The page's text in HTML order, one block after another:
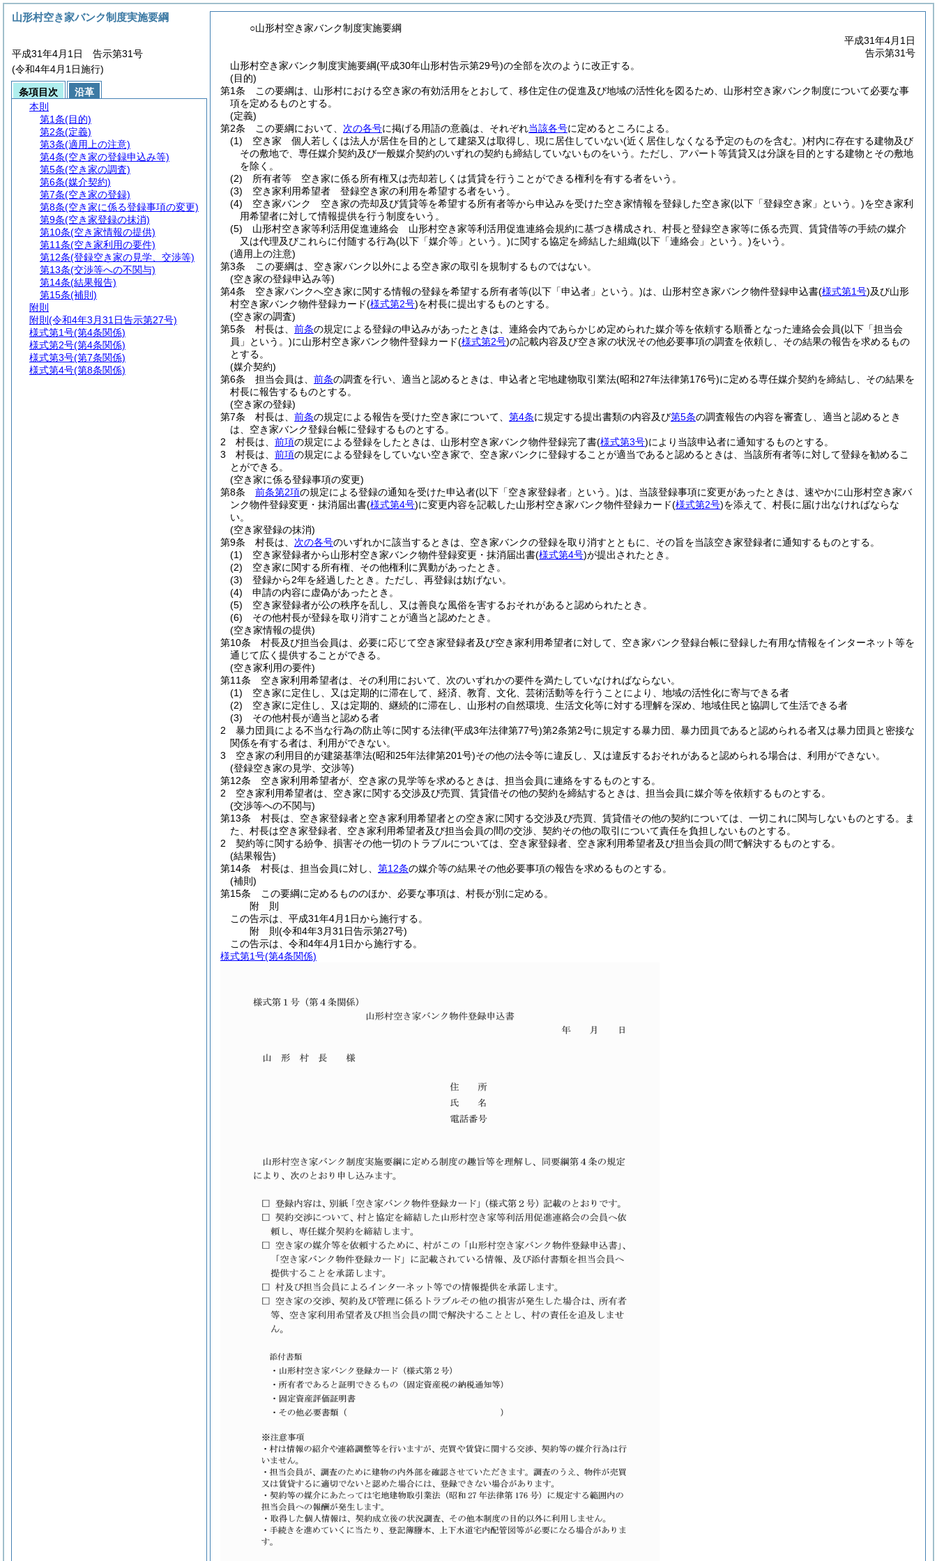
○山形村空き家バンク制度実施要綱
平成31年4月1日
告示第31号
山形村空き家バンク制度実施要綱(平成30年山形村告示第29号)の全部を次のように改正する。
(目的)
第1条
この要綱は、山形村における空き家の有効活用をとおして、移住定住の促進及び地域の活性化を図るため、山形村空き家バンク制度について必要な事
項を定めるものとする。
(定義)
第2条
この要綱において、 次の各号に掲げる用語の意義は、それぞれ当該各号に定めるところによる。
(1)
空き家 個人若しくは法人が居住を目的として建築又は取得し、現に居住していない(近く居住しなくなる予定のものを含む。)村内に存在する建物及び
その敷地で、専任媒介契約及び一般媒介契約のいずれの契約も締結していないものをいう。 ただし、アパート等賃貸又は分譲を目的とする建物とその敷地
を除く。
(2)
所有者等 空き家に係る所有権又は売却若しくは賃貸を行うことができる権利を有する者をいう。
(3)
空き家利用希望者 登録空き家の利用を希望する者をいう。
(4)
空き家バンク 空き家の売却及び賃貸等を希望する所有者等から申込みを受けた空き家情報を登録した空き家(以下「登録空き家」という。)を空き家利
用希望者に対して情報提供を行う制度をいう。
(5)
山形村空き家等利活用促進連絡会 山形村空き家等利活用促進連絡会規約に基づき構成され、村長と登録空き家等に係る売買、賃貸借等の手続の媒介
又は代理及びこれらに付随する行為(以下「媒介等」という。)に関する協定を締結した組織(以下「連絡会」という。)をいう。
(適用上の注意)
第3条
この要綱は、空き家バンク以外による空き家の取引を規制するものではない。
(空き家の登録申込み等)
第4条
空き家バンクへ空き家に関する情報の登録を希望する所有者等(以下「申込者」という。)は、山形村空き家バンク物件登録申込書(様式第1号)及び山形
村空き家バンク物件登録カード(様式第2号)を村長に提出するものとする。
(空き家の調査)
第5条
村長は、 前条の規定による登録の申込みがあったときは、連絡会内であらかじめ定められた媒介等を依頼する順番となった連絡会会員(以下「担当会
員」という。)に山形村空き家バンク物件登録カード(様式第2号)の記載内容及び空き家の状況その他必要事項の調査を依頼し、その結果の報告を求めるもの
とする。
(媒介契約)
第6条
担当会員は、 前条の調査を行い、適当と認めるときは、申込者と宅地建物取引業法(昭和27年法律第176号)に定める専任媒介契約を締結し、その結果を
村長に報告するものとする。
(空き家の登録)
第7条
村長は、 前条の規定による報告を受けた空き家について、 第4条に規定する提出書類の内容及び第5条の調査報告の内容を審査し、適当と認めるとき
は、空き家バンク登録台帳に登録するものとする。
2
村長は、 前項の規定による登録をしたときは、山形村空き家バンク物件登録完了書(様式第3号)により当該申込者に通知するものとする。
3
村長は、 前項の規定による登録をしていない空き家で、空き家バンクに登録することが適当であると認めるときは、当該所有者等に対して登録を勧めるこ
とができる。
(空き家に係る登録事項の変更)
第8条
前条第2項の規定による登録の通知を受けた申込者(以下「空き家登録者」という。)は、当該登録事項に変更があったときは、速やかに山形村空き家バ
ンク物件登録変更・抹消届出書(様式第4号)に変更内容を記載した山形村空き家バンク物件登録カード(様式第2号)を添えて、村長に届け出なければならな
い。
(空き家登録の抹消)
第9条
村長は、 次の各号のいずれかに該当するときは、空き家バンクの登録を取り消すとともに、その旨を当該空き家登録者に通知するものとする。
(1)
空き家登録者から山形村空き家バンク物件登録変更・抹消届出書(様式第4号)が提出されたとき。
(2)
空き家に関する所有権、その他権利に異動があったとき。
(3)
登録から2年を経過したとき。 ただし、再登録は妨げない。
(4)
申請の内容に虚偽があったとき。
(5)
空き家登録者が公の秩序を乱し、又は善良な風俗を害するおそれがあると認められたとき。
(6)
その他村長が登録を取り消すことが適当と認めたとき。
(空き家情報の提供)
第10条
村長及び担当会員は、必要に応じて空き家登録者及び空き家利用希望者に対して、空き家バンク登録台帳に登録した有用な情報をインターネット等を
通じて広く提供することができる。
(空き家利用の要件)
第11条
空き家利用希望者は、その利用において、次のいずれかの要件を満たしていなければならない。
(1)
空き家に定住し、又は定期的に滞在して、経済、教育、文化、芸術活動等を行うことにより、地域の活性化に寄与できる者
(2)
空き家に定住し、又は定期的、継続的に滞在し、山形村の自然環境、生活文化等に対する理解を深め、地域住民と協調して生活できる者
(3)
その他村長が適当と認める者
2
暴力団員による不当な行為の防止等に関する法律(平成3年法律第77号)第2条第2号に規定する暴力団、暴力団員であると認められる者又は暴力団員と密接な
関係を有する者は、利用ができない。
3
空き家の利用目的が建築基準法(昭和25年法律第201号)その他の法令等に違反し、又は違反するおそれがあると認められる場合は、利用ができない。
(登録空き家の見学、交渉等)
第12条
空き家利用希望者が、空き家の見学等を求めるときは、担当会員に連絡をするものとする。
2
空き家利用希望者は、空き家に関する交渉及び売買、賃貸借その他の契約を締結するときは、担当会員に媒介等を依頼するものとする。
(交渉等への不関与)
第13条
村長は、空き家登録者と空き家利用希望者との空き家に関する交渉及び売買、賃貸借その他の契約については、一切これに関与しないものとする。
ま
た、村長は空き家登録者、空き家利用希望者及び担当会員の間の交渉、契約その他の取引について責任を負担しないものとする。
2
契約等に関する紛争、損害その他一切のトラブルについては、空き家登録者、空き家利用希望者及び担当会員の間で解決するものとする。
(結果報告)
第14条
村長は、担当会員に対し、 第12条の媒介等の結果その他必要事項の報告を求めるものとする。
(補則)
第15条
この要綱に定めるもののほか、必要な事項は、村長が別に定める。
附 則
この告示は、平成31年4月1日から施行する。
附 則(令和4年3月31日告示第27号)
この告示は、令和4年4月1日から施行する。
様式第1号(第4条関係)
山形村空き家バンク制度実施要綱
平成31年4月1日 告示第31号
(令和4年4月1日施行)
条項目次
沿革
本則
第1条(目的)
第2条(定義)
第3条(適用上の注意)
第4条(空き家の登録申込み等)
第5条(空き家の調査)
第6条(媒介契約)
第7条(空き家の登録)
第8条(空き家に係る登録事項の変更)
第9条(空き家登録の抹消)
第10条(空き家情報の提供)
第11条(空き家利用の要件)
第12条(登録空き家の見学、交渉等)
第13条(交渉等への不関与)
第14条(結果報告)
第15条(補則)
附則
附則 (令和4年3月31日告示第27号)
様式第1号(第4条関係)
様式第2号(第4条関係)
様式第3号(第7条関係)
様式第4号(第8条関係)